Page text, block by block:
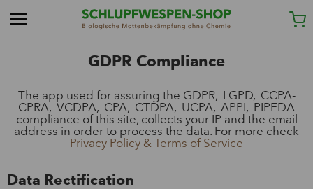
GDPR Compliance
The app used for assuring the GDPR, LGPD, CCPA-
CPRA, VCDPA, CPA, CTDPA, UCPA, APPI, PIPEDA
compliance of this site, collects your IP and the email
address in order to process the data. For more check
Privacy Policy & Terms of Service
Data Rectification